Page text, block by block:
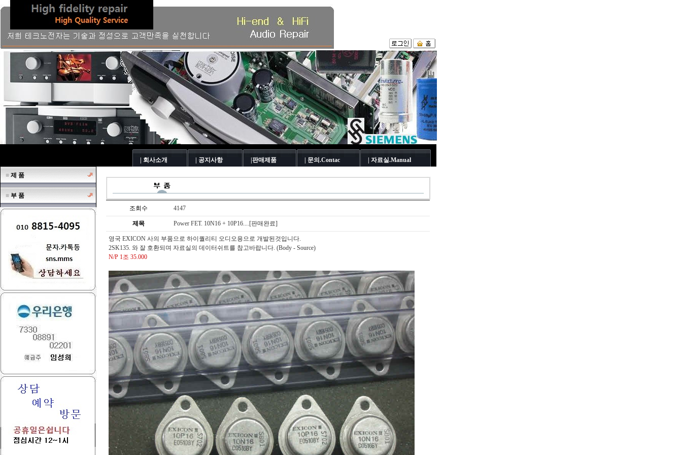
| 자료실.Manual
| 문의.Contac
|판매제품
| 공지사항
| 회사소개
■ 제 품
■ 부 품
조회수
4147
제목 Power FET. 10N16 + 10P16....[판매완료]
영국 EXICON 사의 부품으로 하이퀄리티 오디오용으로 개발된것입니다.
2SK135. 와 잘 호환되며 자료실의 데이터쉬트를 참고바랍니다. (Body - Source)
N/P 1조 35.000